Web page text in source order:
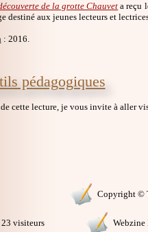
de la grotte Chauveta reçu
destiné aux jeunes lecteurs et
: 2016.
pédagogiques
cette lecture, je vous invite à aller
Copyright ©
23 visiteurs Webzine